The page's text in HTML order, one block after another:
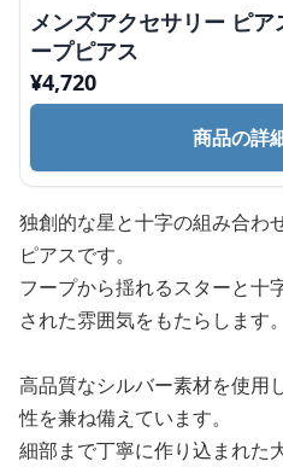
メンズアクセサリー ピ
ープピアス
¥4,720
商品の詳
独創的な星と十字の組み合わ
ピアスです。
フープから揺れるスターと十
された雰囲気をもたらします。
高品質なシルバー素材を使用
性を兼ね備えています。
細部まで丁寧に作り込まれた